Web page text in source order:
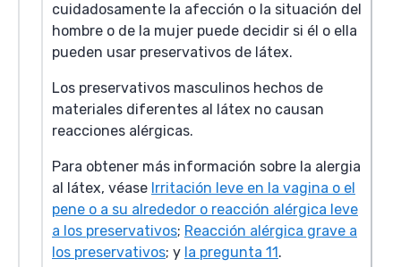
cuidadosamente la afección o la situación del
hombre o de la mujer puede decidir si él o ella
pueden usar preservativos de látex.
Los preservativos masculinos hechos de
materiales diferentes al látex no causan
reacciones alérgicas.
Para obtener más información sobre la alergia
al látex, véase Irritación leve en la vagina o el
pene o a su alrededor o reacción alérgica leve
a los preservativos; Reacción alérgica grave a
los preservativos; y la pregunta 11.